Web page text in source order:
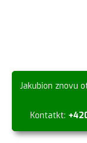
Jakubion znovu
Kontatkt: